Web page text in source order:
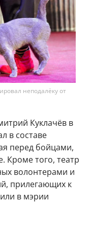
неподалёку от
Куклачёв в
в составе
перед бойцами,
Кроме того, театр
волонтерами и
прилегающих к
в мэрии